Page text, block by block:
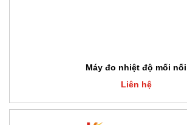
Máy đo nhiệt độ mối nối
Liên hệ